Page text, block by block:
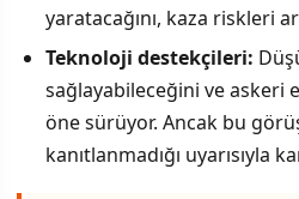
yaratacağını, kaza riskleri
Teknoloji destekçileri:
sağlayabileceğini ve askeri
öne sürüyor. Ancak bu
kanıtlanmadığı uyarısıyla